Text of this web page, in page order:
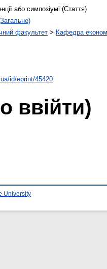
або симпозіумі (Стаття)
факультет > Кафедра
id/eprint/45420
ввійти)
University